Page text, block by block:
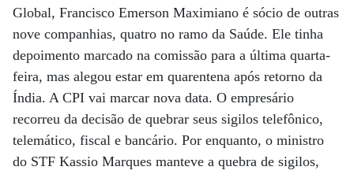
Global, Francisco Emerson Maximiano é sócio de outras
nove companhias, quatro no ramo da Saúde. Ele tinha
depoimento marcado na comissão para a última quarta-
feira, mas alegou estar em quarentena após retorno da
Índia. A CPI vai marcar nova data. O empresário
recorreu da decisão de quebrar seus sigilos telefônico,
telemático, fiscal e bancário. Por enquanto, o ministro
do STF Kassio Marques manteve a quebra de sigilos,